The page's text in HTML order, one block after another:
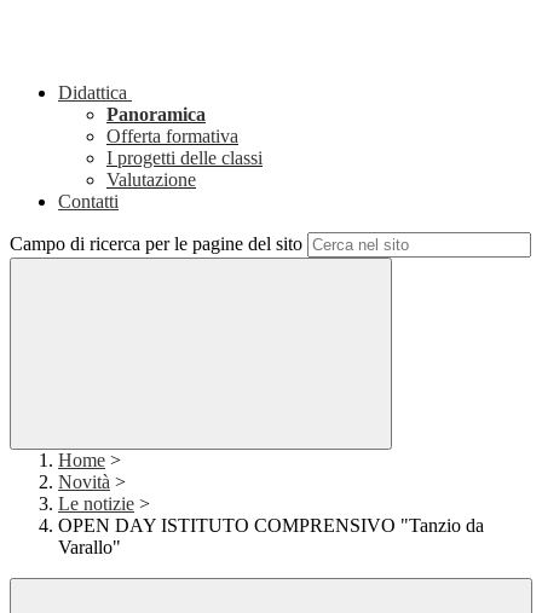
Didattica
Panoramica
Offerta formativa
I progetti delle classi
Valutazione
Contatti
Campo di ricerca per le pagine del sito
Home >
Novità >
Le notizie >
OPEN DAY ISTITUTO COMPRENSIVO "Tanzio da
Varallo"